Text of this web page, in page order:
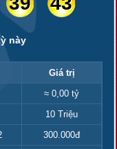
này
Giá trị
≈ 0,00 tỷ
10 Triệu
300.000đ